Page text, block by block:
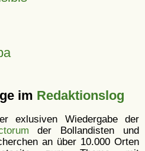
im Redaktionslog
exlusiven Wiedergabe der
der Bollandisten und
an über 10.000 Orten